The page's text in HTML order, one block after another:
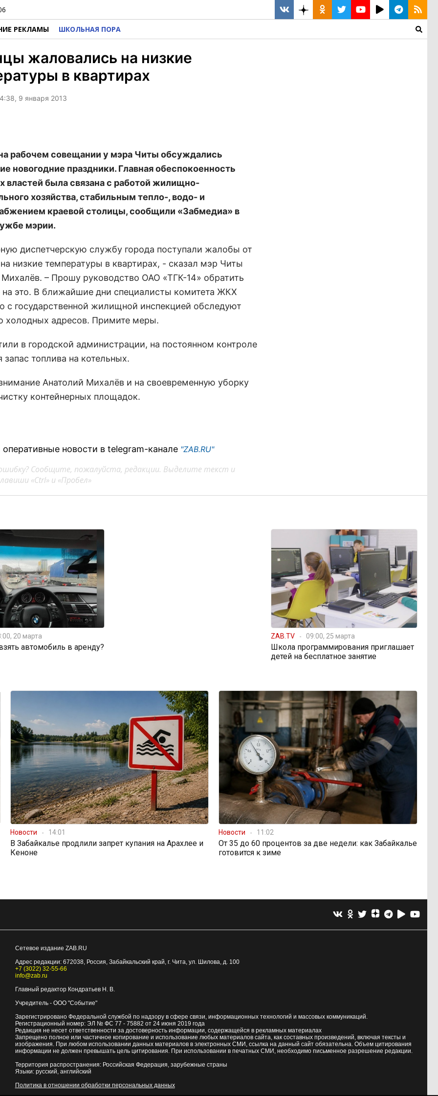
РЕКЛАМЫ ШКОЛЬНАЯ ПОРА
жаловались на низкие
в квартирах
9 января 2013
рабочем совещании у мэра Читы обсуждались
новогодние праздники. Главная обеспокоенность
властей была связана с работой жилищно-
хозяйства, стабильным тепло-, водо- и
краевой столицы, сообщили «Забмедиа» в
мэрии.
диспетчерскую службу города поступали жалобы от
низкие температуры в квартирах, - сказал мэр Читы
Михалёв. – Прошу руководство ОАО «ТГК-14» обратить
на это. В ближайшие дни специалисты комитета ЖКХ
с государственной жилищной инспекцией обследуют
холодных адресов. Примите меры.
в городской администрации, на постоянном контроле
запас топлива на котельных.
Анатолий Михалёв и на своевременную уборку
контейнерных площадок.
новости в telegram-канале "ZAB.RU"
Сообщите, пожалуйста, редакции. Выделите текст и
«Ctrl» и «Пробел»
20 марта
автомобиль в аренду?
ZAB.TV 09:00, 25 марта
Школа программирования приглашает
детей на бесплатное занятие
Новости 14:01
В Забайкалье продлили запрет купания на Арахлее и
Кеноне
Новости 11:02
От 35 до 60 процентов за две недели: как Забайкалье
готовится к зиме
Сетевое издание ZAB.RU
Адрес редакции: 672038, Россия, Забайкальский край, г. Чита, ул. Шилова, д. 100
+7 (3022) 32-55-66
info@zab.ru
Главный редактор Кондратьев Н. В.
Учредитель - ООО "Событие"
Зарегистрировано Федеральной службой по надзору в сфере связи, информационных технологий и массовых коммуникаций.
Регистрационный номер: ЭЛ № ФС 77 - 75882 от 24 июня 2019 года
Редакция не несет ответственности за достоверность информации, содержащейся в рекламных материалах
Запрещено полное или частичное копирование и использование любых материалов сайта, как составных произведений, включая тексты и
изображения. При любом использовании данных материалов в электронных СМИ, ссылка на данный сайт обязательна. Объем цитирования
информации не должен превышать цель цитирования. При использовании в печатных СМИ, необходимо письменное разрешение редакции.
Территория распространения: Российская Федерация, зарубежные страны
Языки: русский, английский
Политика в отношении обработки персональных данных